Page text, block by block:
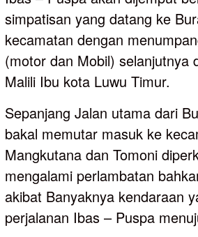
simpatisan yang datang ke
kecamatan dengan
(motor dan Mobil) selanjutnya
Malili Ibu kota Luwu Timur.
Sepanjang Jalan utama dari
bakal memutar masuk ke
Mangkutana dan Tomoni
mengalami perlambatan
akibat Banyaknya kendaraan
perjalanan Ibas – Puspa